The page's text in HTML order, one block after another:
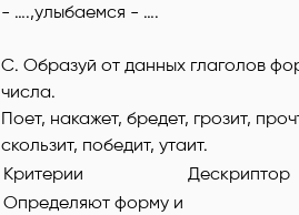
- ….,улыбаемся - ….
С. Образуй от данных глаголов
числа.
Поет, накажет, бредет, грозит,
скользит, победит, утаит.
Критерии ​
Дескриптор
Определяют форму и